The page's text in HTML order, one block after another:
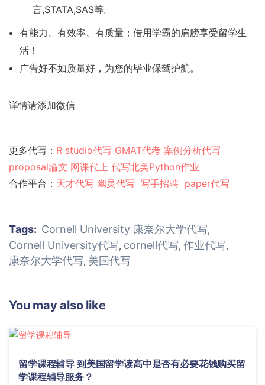
言,STATA,SAS等。
有能力、有效率、有质量；借用学霸的肩膀享受留学生
活！
广告好不如质量好，为您的毕业保驾护航。
详情请添加微信
更多代写： R studio代写 GMAT代考 案例分析代写
proposal論文 网课代上 代写北美Python作业
合作平台： 天才代写 幽灵代写 写手招聘 paper代写
Tags: Cornell University 康奈尔大学代写,
Cornell University代写, cornell代写, 作业代写,
康奈尔大学代写, 美国代写
You may also like
留学课程辅导 到美国留学读高中是否有必要花钱购买留
学课程辅导服务？